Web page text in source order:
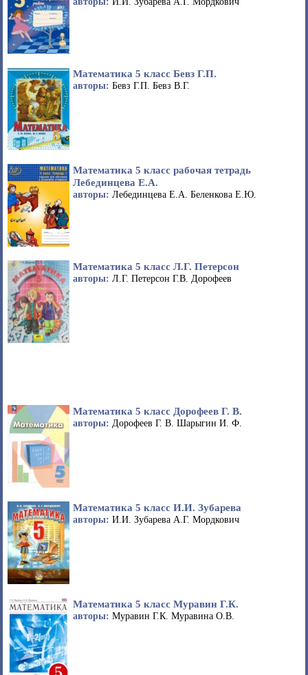
Математика 5 класс Бевз Г.П.
авторы: Бевз Г.П. Бевз В.Г.
Математика 5 класс рабочая тетрадь
Лебединцева Е.А.
авторы: Лебединцева Е.А. Беленкова Е.Ю.
Математика 5 класс Л.Г. Петерсон
авторы: Л.Г. Петерсон Г.В. Дорофеев
Математика 5 класс Дорофеев Г. В.
авторы: Дорофеев Г. В. Шарыгин И. Ф.
Математика 5 класс И.И. Зубарева
авторы: И.И. Зубарева А.Г. Мордкович
Математика 5 класс Муравин Г.К.
авторы: Муравин Г.К. Муравина О.В.